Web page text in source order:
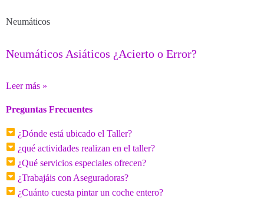
Neumáticos
Neumáticos Asiáticos ¿Acierto o Error?
Leer más »
Preguntas Frecuentes
¿Dónde está ubicado el Taller?
¿qué actividades realizan en el taller?
¿Qué servicios especiales ofrecen?
¿Trabajáis con Aseguradoras?
¿Cuánto cuesta pintar un coche entero?